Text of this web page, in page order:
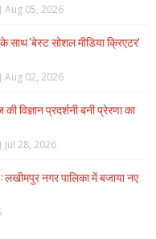
Aug 05, 2026
साथ 'बेस्ट सोशल मीडिया क्रिएटर'
Aug 02, 2026
विज्ञान प्रदर्शनी बनी प्रेरणा का
Jul 28, 2026
लखीमपुर नगर पालिका में बजाया नए